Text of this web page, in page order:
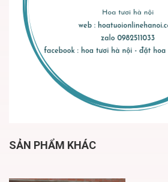
SẢN PHẨM KHÁC